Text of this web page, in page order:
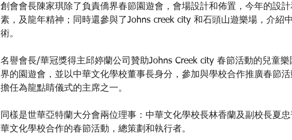
創會會長陳家琪除了負責僑界春節園遊會，會場設計和佈置，今年的設
素，及龍年精神；同時還參與了Johns creek city 和石頭山遊樂場，介紹
術。
名譽會長/華冠獎得主邱婷蘭公司贊助Johns Creek city 春節活動的兒童
界的園遊會，並以中華文化學校董事長身分，參加與學校合作推廣春節活
擔任為龍點睛儀式的主席之一。
同樣是世華亞特蘭大分會兩位理事：中華文化學校長林香蘭及副校長夏
華文化學校合作的春節活動，總策劃和執行者。